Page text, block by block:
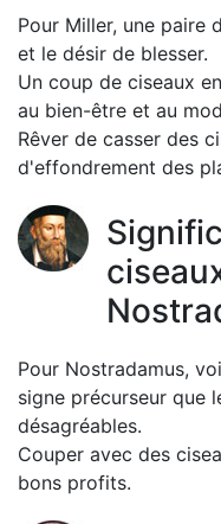
Pour Miller, une paire
et le désir de blesser.
Un coup de ciseaux
au bien-être et au
Rêver de casser des
d'effondrement des
Pour Nostradamus,
signe précurseur que
désagréables.
Couper avec des
bons profits.